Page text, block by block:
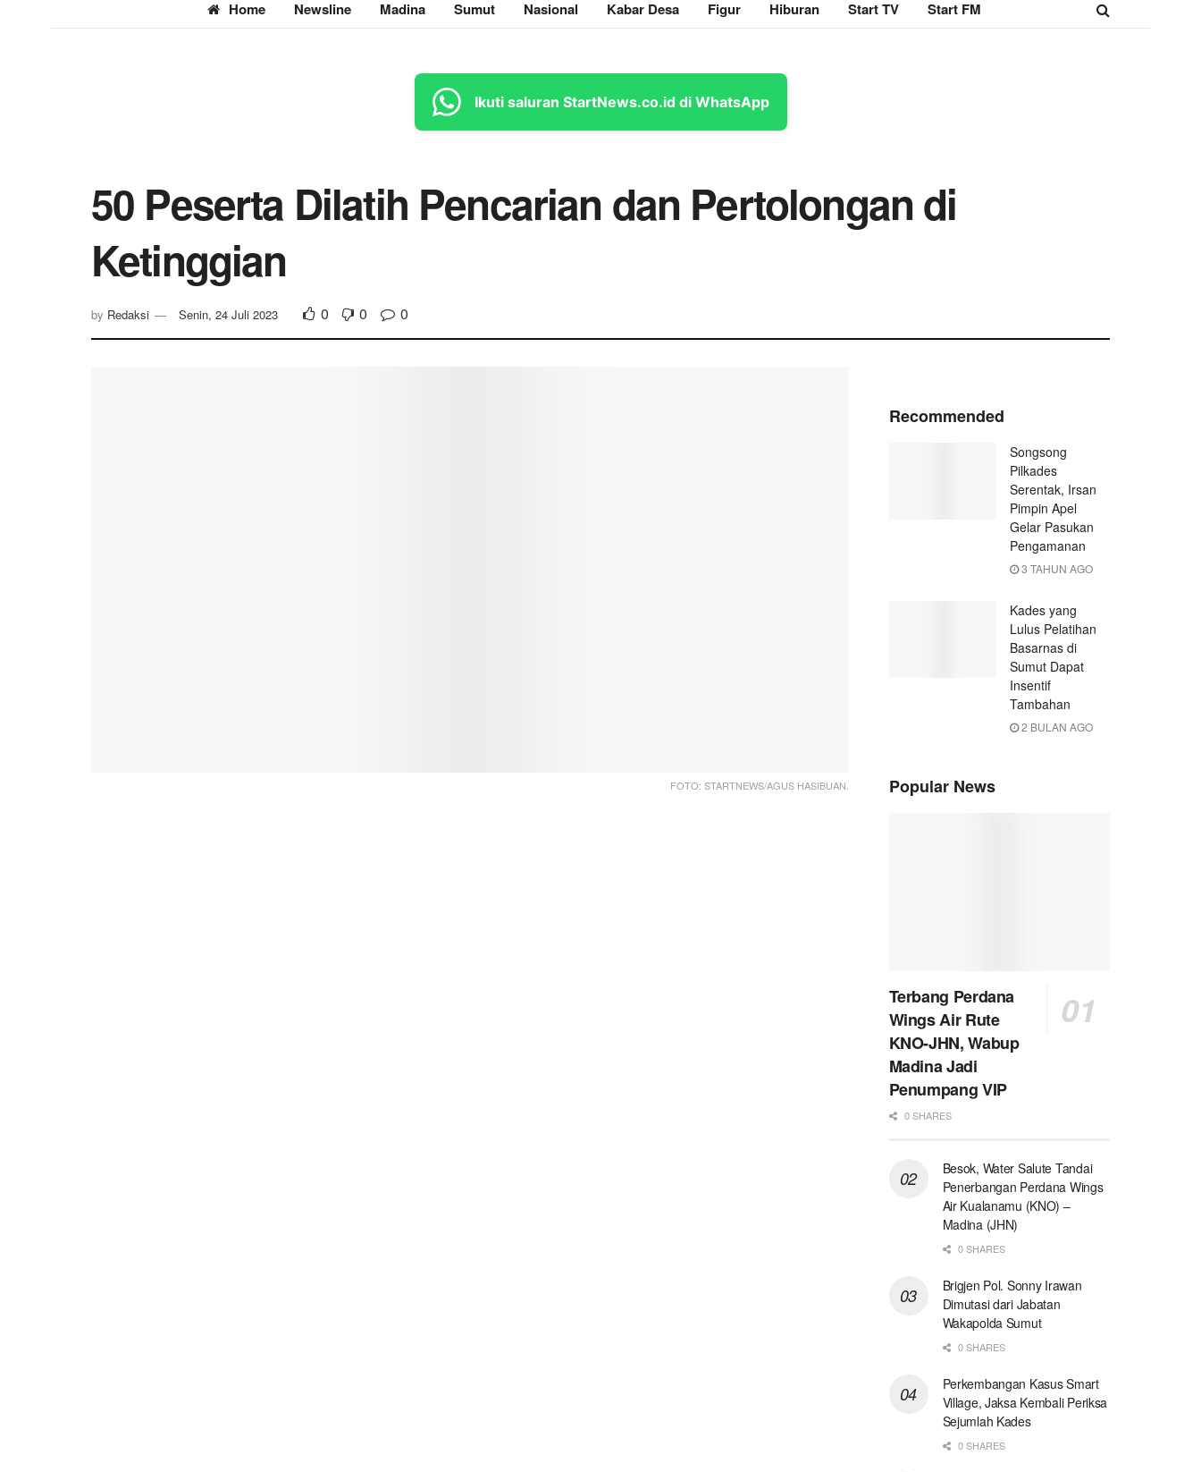
Home Newsline Madina Sumut Nasional Kabar Desa Figur Hiburan Start TV Start FM
Ikuti saluran StartNews.co.id di WhatsApp
50 Peserta Dilatih Pencarian dan Pertolongan di
Ketinggian
by Redaksi Senin, 24 Juli 2023 0 0 0
FOTO: STARTNEWS/AGUS HASIBUAN.
Recommended
Songsong
Pilkades
Serentak, Irsan
Pimpin Apel
Gelar Pasukan
Pengamanan
3 TAHUN AGO
Kades yang
Lulus Pelatihan
Basarnas di
Sumut Dapat
Insentif
Tambahan
2 BULAN AGO
Popular News
Terbang Perdana
Wings Air Rute
KNO-JHN, Wabup
Madina Jadi
Penumpang VIP
0 SHARES
Besok, Water Salute Tandai
Penerbangan Perdana Wings
Air Kualanamu (KNO) –
Madina (JHN)
0 SHARES
Brigjen Pol. Sonny Irawan
Dimutasi dari Jabatan
Wakapolda Sumut
0 SHARES
Perkembangan Kasus Smart
Village, Jaksa Kembali Periksa
Sejumlah Kades
0 SHARES